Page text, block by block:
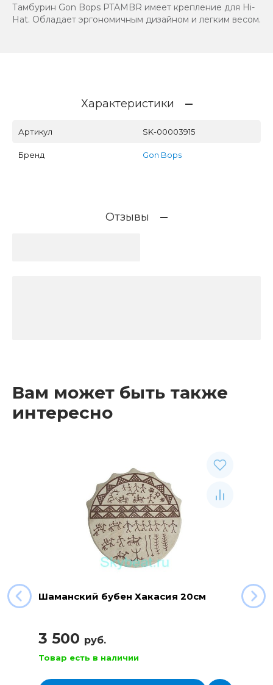
Тамбурин Gon Bops PTAMBR имеет крепление для Hi-
Hat. Обладает эргономичным дизайном и легким весом.
Характеристики
Артикул SK-00003915
Бренд Gon Bops
Отзывы
Вам может быть также
интересно
Шаманский бубен Хакасия 20см
3 500 руб.
Товар есть в наличии